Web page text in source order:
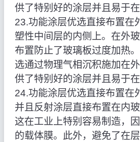
供了特别好的涂层并且易于在
23.功能涂层优选直接布置在
塑性中间层的内侧上。在外
布置防止了玻璃板过度加热
选通过物理气相沉积施加在
供了特别好的涂层并且易于在
24.功能涂层优选直接布置在
并且反射涂层直接布置在内玻
这在工业上特别容易制造，
的载体膜。此外，避免了在